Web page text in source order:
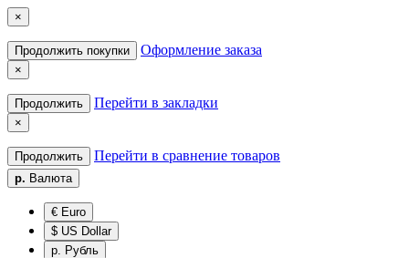
×
Продолжить покупки Оформление заказа
×
Продолжить Перейти в закладки
×
Продолжить Перейти в сравнение товаров
р. Валюта
€ Euro
$ US Dollar
р. Рубль